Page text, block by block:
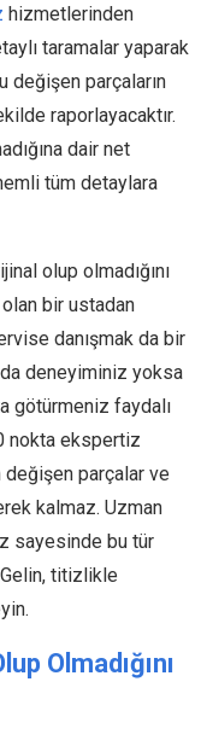
hizmetlerinden
taramalar yaparak
değişen parçaların
raporlayacaktır.
dair net
tüm detaylara
olup olmadığını
olan bir ustadan
danışmak da bir
deneyiminiz yoksa
götürmeniz faydalı
nokta ekspertiz
değişen parçalar ve
kalmaz. Uzman
sayesinde bu tür
titizlikle
Olmadığını